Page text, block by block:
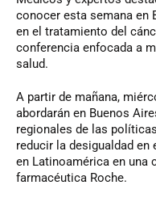
conocer esta semana en
en el tratamiento del
conferencia enfocada a
salud.
A partir de mañana,
abordarán en Buenos
regionales de las
reducir la desigualdad
en Latinoamérica en una
farmacéutica Roche.